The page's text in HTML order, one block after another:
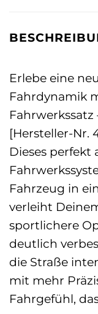
Erlebe eine
Fahrdynamik
[Hersteller-Nr.
Dieses
Fahrzeug in
verleiht
sportlichere
deutlich
die Straße
mit mehr
Fahrgefühl,